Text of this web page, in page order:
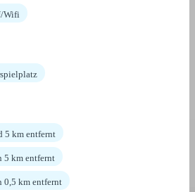
Wifi
5 km entfernt
5 km entfernt
0,5 km entfernt